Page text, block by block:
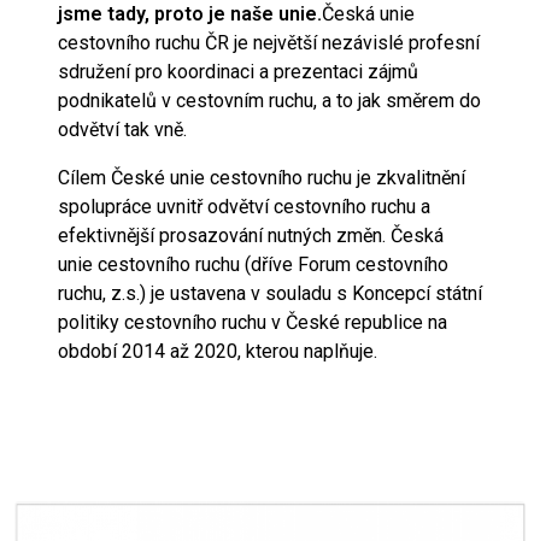
jsme tady, proto je naše unie.Česká unie
cestovního ruchu ČR je největší nezávislé profesní
sdružení pro koordinaci a prezentaci zájmů
podnikatelů v cestovním ruchu, a to jak směrem do
odvětví tak vně.
Cílem České unie cestovního ruchu je zkvalitnění
spolupráce uvnitř odvětví cestovního ruchu a
efektivnější prosazování nutných změn. Česká
unie cestovního ruchu (dříve Forum cestovního
ruchu, z.s.) je ustavena v souladu s Koncepcí státní
politiky cestovního ruchu v České republice na
období 2014 až 2020, kterou naplňuje.